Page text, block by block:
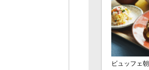
ビュッフェ